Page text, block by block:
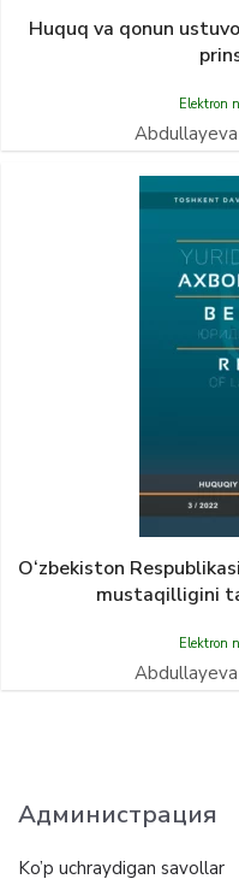
Huquq va qonun
Elektron
O‘zbekiston
mustaqilligini
Elektron
Администрация
Ko’p uchraydigan savollar